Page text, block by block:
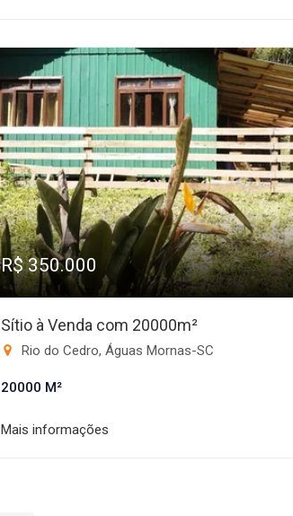
R$ 350.000
Sítio à Venda com 20000m²
Rio do Cedro, Águas Mornas-SC
20000 M²
Mais informações